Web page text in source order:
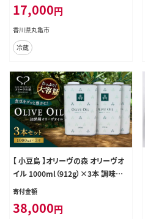
グ 鶏肉 鳥肉 とりにく 肉 通販 お取り
寄せ グルメ 個包装 小分け 送料無料
香川県 丸亀市 オンリーワン
17,000円
香川県丸亀市
冷蔵
【 小豆島 】オリーヴの森 オリーヴオ
イル 1000ml（912g）×3本 調味料
オリーブオイル 食用油 エキストラバ
おいる おいる オリーブ油 油 調味料
寄付金額
38,000円